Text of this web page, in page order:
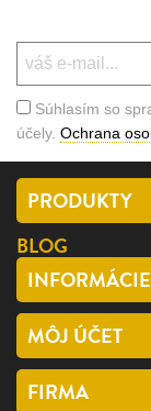
Súhlasím so
účely. Ochrana
PRODUKTY
BLOG
MÔJ ÚČET
FIRMA